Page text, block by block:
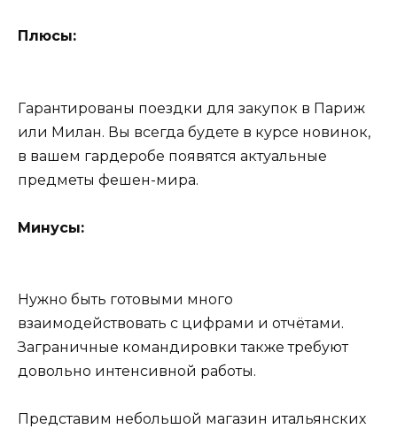
Плюсы:
Гарантированы поездки для закупок в Париж
или Милан. Вы всегда будете в курсе новинок,
в вашем гардеробе появятся актуальные
предметы фешен-мира.
Минусы:
Нужно быть готовыми много
взаимодействовать с цифрами и отчётами.
Заграничные командировки также требуют
довольно интенсивной работы.
Представим небольшой магазин итальянских